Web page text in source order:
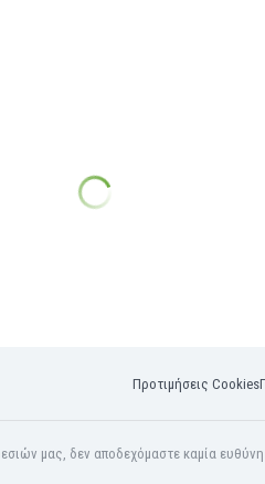
Προτιμήσεις Cookies
μας, δεν αποδεχόμαστε καμία